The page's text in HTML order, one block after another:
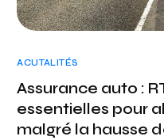
ACUTALITÉS
Assurance auto :
essentielles pour
malgré la hausse